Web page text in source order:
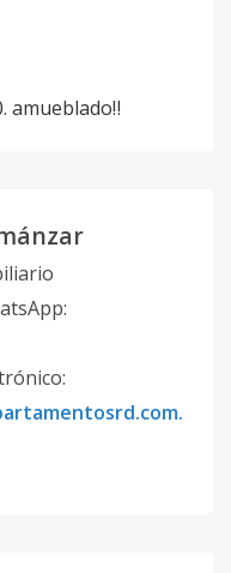
amueblado‼️